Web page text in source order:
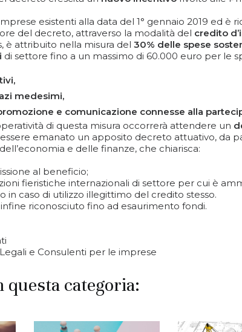
esistenti alla data del 1° gennaio 2019 ed è
del decreto, attraverso la modalità del credito
è attribuito nella misura del 30% delle spese
di settore fino a un massimo di 60.000 euro per le
medesimi,
e comunicazione connesse alla
di questa misura occorrerà attendere un
emanato un apposito decreto attuativo, da
e delle finanze, che chiarisca:
al beneficio;
fieristiche internazionali di settore per cui è
in caso di utilizzo illegittimo del credito stesso.
riconosciuto fino ad esaurimento fondi.
e Consulenti per le imprese
categoria: